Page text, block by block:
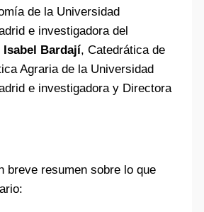
de la Universidad
e investigadora del
Isabel Bardají, Catedrática de
Agraria de la Universidad
e investigadora y Directora
breve resumen sobre lo que